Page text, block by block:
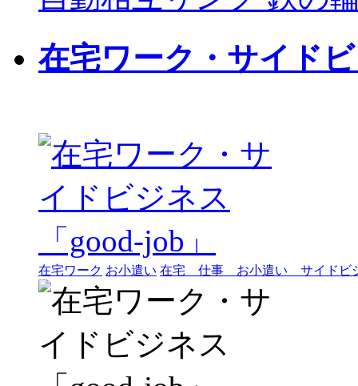
在宅ワーク・サイド
在宅ワーク お小遣い 在宅 仕事 お小遣い サイドビ